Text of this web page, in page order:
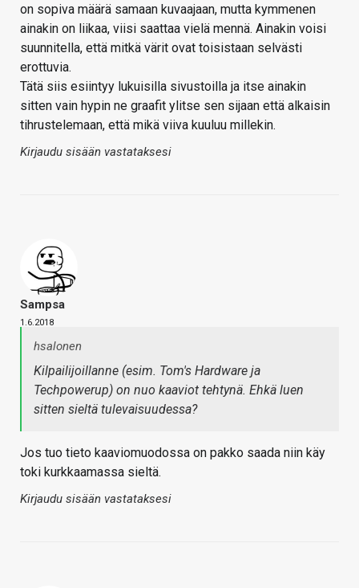
on sopiva määrä samaan kuvaajaan, mutta kymmenen
ainakin on liikaa, viisi saattaa vielä mennä. Ainakin voisi
suunnitella, että mitkä värit ovat toisistaan selvästi
erottuvia.
Tätä siis esiintyy lukuisilla sivustoilla ja itse ainakin
sitten vain hypin ne graafit ylitse sen sijaan että alkaisin
tihrustelemaan, että mikä viiva kuuluu millekin.
Kirjaudu sisään vastataksesi
Sampsa
1.6.2018
hsalonen
Kilpailijoillanne (esim. Tom's Hardware ja
Techpowerup) on nuo kaaviot tehtynä. Ehkä luen
sitten sieltä tulevaisuudessa?
Jos tuo tieto kaaviomuodossa on pakko saada niin käy
toki kurkkaamassa sieltä.
Kirjaudu sisään vastataksesi